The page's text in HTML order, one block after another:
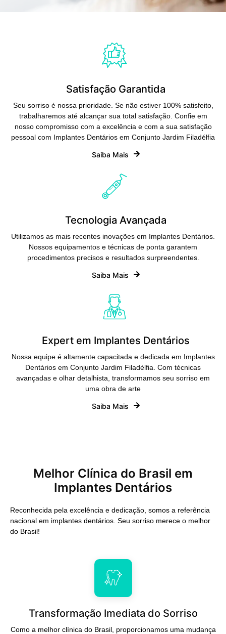
Satisfação Garantida
Seu sorriso é nossa prioridade. Se não estiver 100% satisfeito,
trabalharemos até alcançar sua total satisfação. Confie em
nosso compromisso com a excelência e com a sua satisfação
pessoal com Implantes Dentários em Conjunto Jardim Filadélfia
Saiba Mais
Tecnologia Avançada
Utilizamos as mais recentes inovações em Implantes Dentários.
Nossos equipamentos e técnicas de ponta garantem
procedimentos precisos e resultados surpreendentes.
Saiba Mais
Expert em Implantes Dentários
Nossa equipe é altamente capacitada e dedicada em Implantes
Dentários em Conjunto Jardim Filadélfia. Com técnicas
avançadas e olhar detalhista, transformamos seu sorriso em
uma obra de arte
Saiba Mais
Melhor Clínica do Brasil em
Implantes Dentários
Reconhecida pela excelência e dedicação, somos a referência
nacional em implantes dentários. Seu sorriso merece o melhor
do Brasil!
Transformação Imediata do Sorriso
Como a melhor clínica do Brasil, proporcionamos uma mudança